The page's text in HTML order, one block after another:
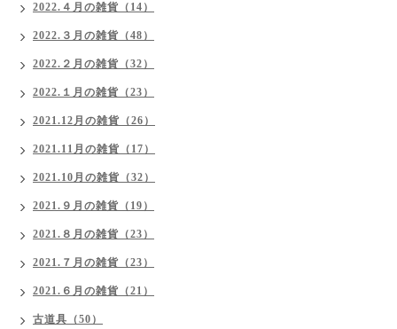
2022.４月の雑貨（14）
2022.３月の雑貨（48）
2022.２月の雑貨（32）
2022.１月の雑貨（23）
2021.12月の雑貨（26）
2021.11月の雑貨（17）
2021.10月の雑貨（32）
2021.９月の雑貨（19）
2021.８月の雑貨（23）
2021.７月の雑貨（23）
2021.６月の雑貨（21）
古道具（50）